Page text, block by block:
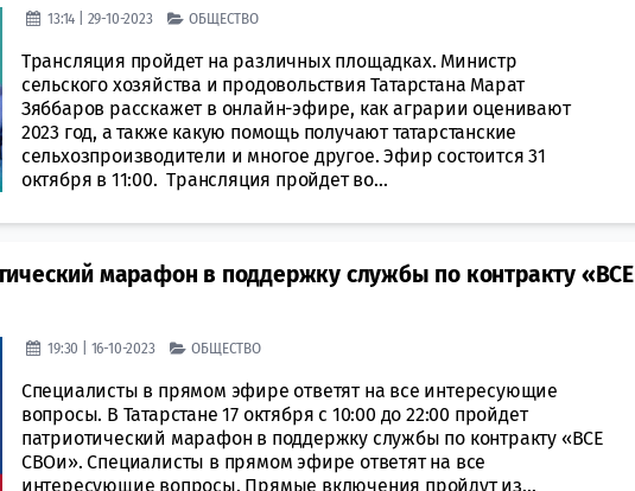
13:14 | 29-10-2023 ОБЩЕСТВО
Трансляция пройдет на различных площадках. Министр
сельского хозяйства и продовольствия Татарстана Марат
Зяббаров расскажет в онлайн-эфире, как аграрии оценивают
2023 год, а также какую помощь получают татарстанские
сельхозпроизводители и многое другое. Эфир состоится 31
октября в 11:00. Трансляция пройдет во...
марафон в поддержку службы по контракту «ВСЕ
19:30 | 16-10-2023 ОБЩЕСТВО
Специалисты в прямом эфире ответят на все интересующие
вопросы. В Татарстане 17 октября с 10:00 до 22:00 пройдет
патриотический марафон в поддержку службы по контракту «ВСЕ
СВОи». Специалисты в прямом эфире ответят на все
интересующие вопросы. Прямые включения пройдут из...